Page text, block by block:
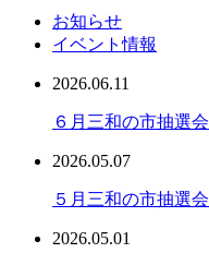
お知らせ
イベント情報
2026.06.11
６月三和の市抽選会
2026.05.07
５月三和の市抽選会
2026.05.01